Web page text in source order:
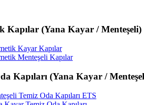
Kapılar (Yana Kayar / Menteşeli)
Kayar Kapılar
Menteşeli Kapılar
Kapıları (Yana Kayar /
Temiz Oda Kapıları ETS